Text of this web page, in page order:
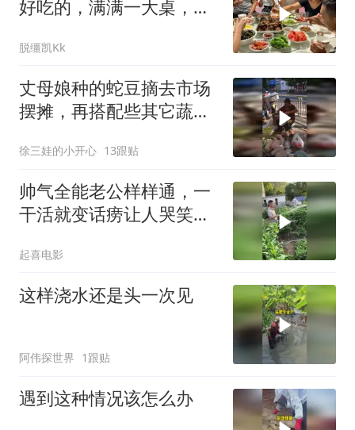
好吃的，满满一大桌，边
脱缰凯Kk
丈母娘种的蛇豆摘去市场
摆摊，再搭配些其它蔬
徐三娃的小开心 13跟贴
帅气全能老公样样通，一
干活就变话痨让人哭笑不
起喜电影
这样浇水还是头一次见
阿伟探世界 1跟贴
遇到这种情况该怎么办